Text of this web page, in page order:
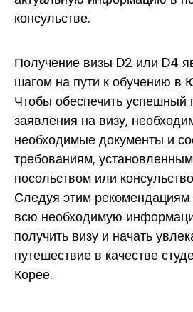
консульстве.
Получение визы D2 или D4
шагом на пути к обучению в
Чтобы обеспечить успешный
заявления на визу,
необходимые документы и
требованиям,
посольством или
Следуя этим рекомендациям
всю необходимую
получить визу и начать
путешествие в качестве
Корее.